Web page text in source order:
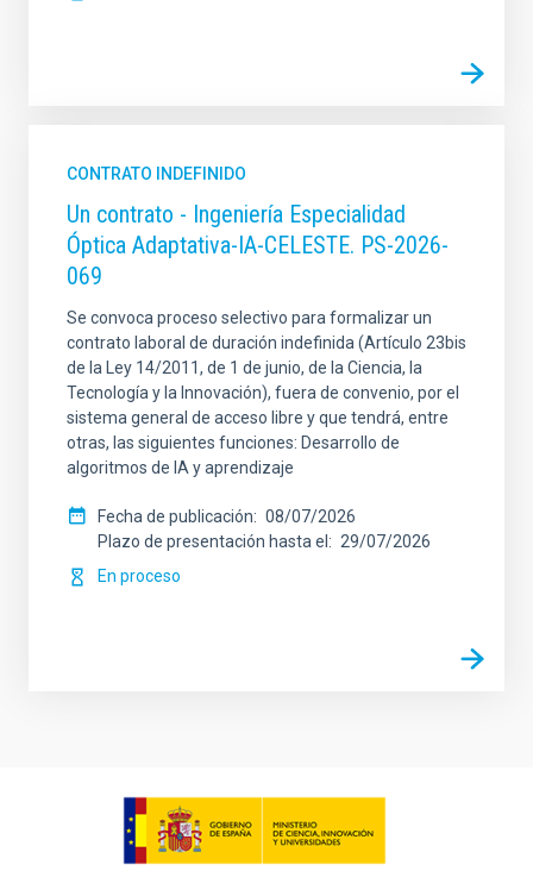
CONTRATO INDEFINIDO
Un contrato - Ingeniería Especialidad
Óptica Adaptativa-IA-CELESTE. PS-2026-
069
Se convoca proceso selectivo para formalizar un
contrato laboral de duración indefinida (Artículo 23bis
de la Ley 14/2011, de 1 de junio, de la Ciencia, la
Tecnología y la Innovación), fuera de convenio, por el
sistema general de acceso libre y que tendrá, entre
otras, las siguientes funciones: Desarrollo de
algoritmos de IA y aprendizaje
Fecha de publicación
08/07/2026
Plazo de presentación hasta el
29/07/2026
En proceso